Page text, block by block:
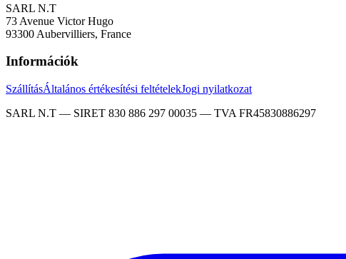
SARL N.T
73 Avenue Victor Hugo
93300 Aubervilliers, France
Információk
SzállításÁltalános értékesítési feltételekJogi nyilatkozat
SARL N.T — SIRET 830 886 297 00035 — TVA FR45830886297